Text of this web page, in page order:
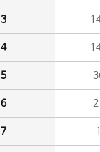
3
4
5
6
7